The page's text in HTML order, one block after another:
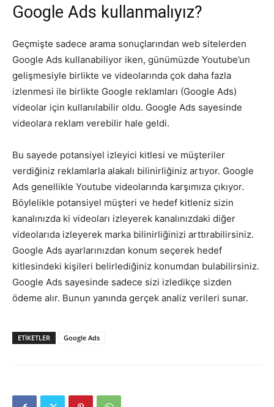
Google Ads kullanmalıyız?
Geçmişte sadece arama sonuçlarından web sitelerden
Google Ads kullanabiliyor iken, günümüzde Youtube’un
gelişmesiyle birlikte ve videolarında çok daha fazla
izlenmesi ile birlikte Google reklamları (Google Ads)
videolar için kullanılabilir oldu. Google Ads sayesinde
videolara reklam verebilir hale geldi.
Bu sayede potansiyel izleyici kitlesi ve müşteriler
verdiğiniz reklamlarla alakalı bilinirliğiniz artıyor. Google
Ads genellikle Youtube videolarında karşımıza çıkıyor.
Böylelikle potansiyel müşteri ve hedef kitleniz sizin
kanalınızda ki videoları izleyerek kanalınızdaki diğer
videolarıda izleyerek marka bilinirliğinizi arttırabilirsiniz.
Google Ads ayarlarınızdan konum seçerek hedef
kitlesindeki kişileri belirlediğiniz konumdan bulabilirsiniz.
Google Ads sayesinde sadece sizi izledikçe sizden
ödeme alır. Bunun yanında gerçek analiz verileri sunar.
ETIKETLER Google Ads